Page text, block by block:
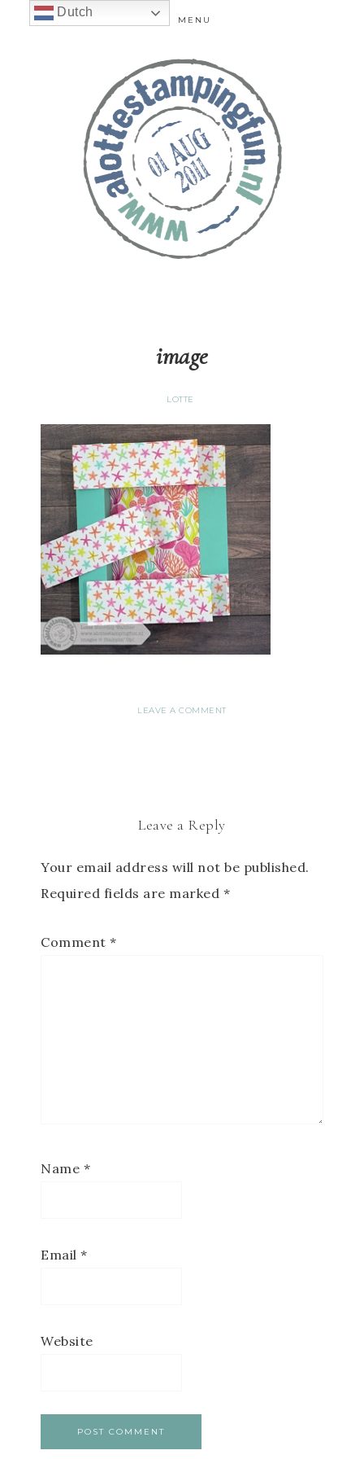
MENU
image
LOTTE
LEAVE A COMMENT
Leave a Reply
Your email address will not be published.
Required fields are marked *
Comment *
Name *
Email *
Website
Dutch